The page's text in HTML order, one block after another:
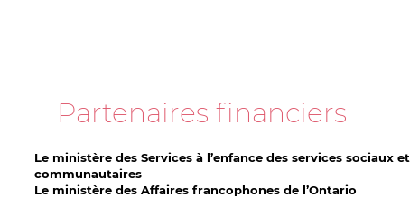
Partenaires financiers
Le ministère des Services à l’enfance des services sociaux et
communautaires
Le ministère des Affaires francophones de l’Ontario